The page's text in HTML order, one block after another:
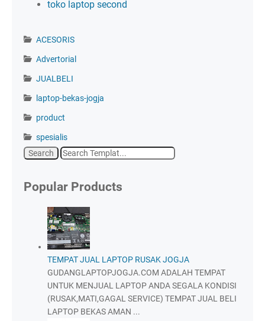
toko laptop second
ACESORIS
Advertorial
JUALBELI
laptop-bekas-jogja
product
spesialis
Popular Products
TEMPAT JUAL LAPTOP RUSAK JOGJA
GUDANGLAPTOPJOGJA.COM ADALAH TEMPAT
UNTUK MENJUAL LAPTOP ANDA SEGALA KONDISI
(RUSAK,MATI,GAGAL SERVICE) TEMPAT JUAL BELI
LAPTOP BEKAS AMAN ...